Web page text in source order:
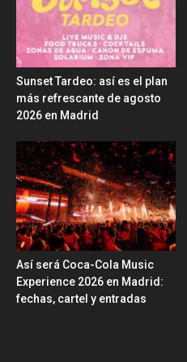
Sunset Tardeo: así es el plan
más refrescante de agosto
2026 en Madrid
Así será Coca-Cola Music
Experience 2026 en Madrid:
fechas, cartel y entradas